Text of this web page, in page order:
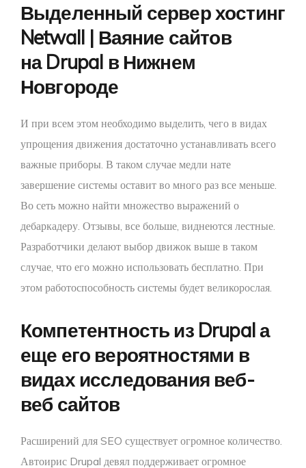
Выделенный сервер хостинг
Netwall | Ваяние сайтов
на Drupal в Нижнем
Новгороде
И при всем этом необходимо выделить, чего в видах
упрощения движения достаточно устанавливать всего
важные приборы. В таком случае медли нате
завершение системы оставит во много раз все меньше.
Во сеть можно найти множество выражений о
дебаркадеру. Отзывы, все больше, виднеются лестные.
Разработчики делают выбор движок выше в таком
случае, что его можно использовать бесплатно. При
этом работоспособность системы будет великорослая.
Компетентность из Drupal а
еще его вероятностями в
видах исследования веб-
веб сайтов
Расширений для SEO существует огромное количество.
Автоирис Drupal девял поддерживает огромное